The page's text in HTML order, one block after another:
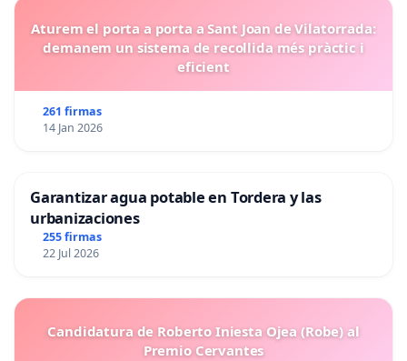
Aturem el porta a porta a Sant Joan de Vilatorrada:
demanem un sistema de recollida més pràctic i
eficient
261 firmas
14 Jan 2026
Garantizar agua potable en Tordera y las
urbanizaciones
255 firmas
22 Jul 2026
Candidatura de Roberto Iniesta Ojea (Robe) al
Premio Cervantes